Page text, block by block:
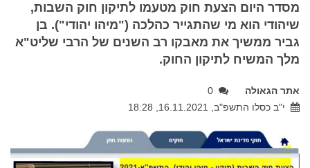
מסדר היום הצעת חוק מטעמו לתיקון חוק השבות,
שיהודי הוא מי שהתגייר כהלכה ("מיהו יהודי"). בן
גביר ממשיך את מאבקו רב השנים של הרבי שליט"א
מלך המשיח לתיקון החוק.
אתר הגאולה
0
י"ב כסלו התשפ"ב, 16.11.2021, 18:28